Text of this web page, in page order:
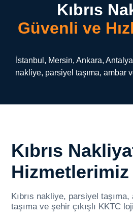
Kıbrıs
Güvenli ve
İstanbul, Mersin, Ankara, Antalya
nakliye, parsiyel taşıma, ambar
Kıbrıs
Hizmetlerimiz
Kıbrıs nakliye, parsiyel
taşıma ve şehir çıkışlı KKTC